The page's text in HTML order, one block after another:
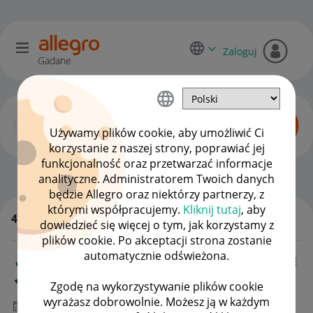
Używamy plików cookie, aby umożliwić Ci
korzystanie z naszej strony, poprawiać jej
funkcjonalność oraz przetwarzać informacje
analityczne. Administratorem Twoich danych
będzie Allegro oraz niektórzy partnerzy, z
którymi współpracujemy. Kliknij tutaj, aby
dowiedzieć się więcej o tym, jak korzystamy z
plików cookie. Po akceptacji strona zostanie
automatycznie odświeżona.
Zgodę na wykorzystywanie plików cookie
wyrażasz dobrowolnie. Możesz ją w każdym
Gadane
Zaloguj
Dyskusje kupujących OPCJE
WSZYSTKIE TEMATY
49 odpowiedzi
mix-mce
‎05-11-2025 08:09